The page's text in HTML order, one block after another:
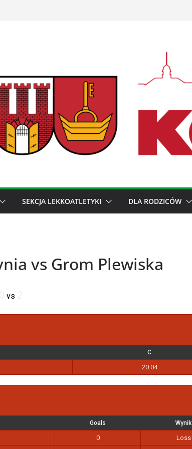
SEKCJA LEKKOATLETYKI DLA RODZICÓW
vs Grom Plewiska
vs
C
20:04
Goals Wynik
0
Loss